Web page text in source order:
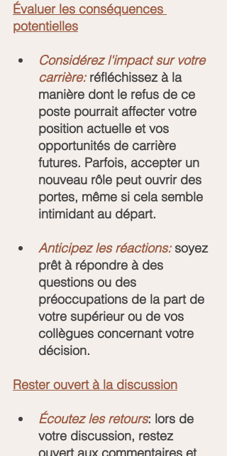
Évaluer les conséquences
potentielles
Considérez l'impact sur votre
carrière: réfléchissez à la
manière dont le refus de ce
poste pourrait affecter votre
position actuelle et vos
opportunités de carrière
futures. Parfois, accepter un
nouveau rôle peut ouvrir des
portes, même si cela semble
intimidant au départ.
Anticipez les réactions: soyez
prêt à répondre à des
questions ou des
préoccupations de la part de
votre supérieur ou de vos
collègues concernant votre
décision.
Rester ouvert à la discussion
Écoutez les retours: lors de
votre discussion, restez